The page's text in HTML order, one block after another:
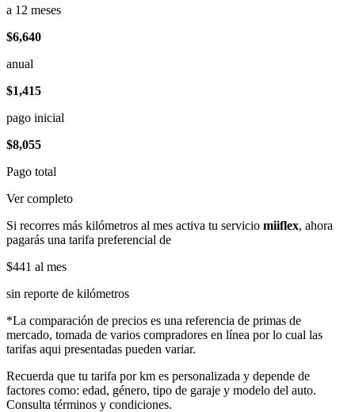
a 12 meses
$6,640
anual
$1,415
pago inicial
$8,055
Pago total
Ver completo
Si recorres más kilómetros al mes activa tu servicio miiflex, ahora
pagarás una tarifa preferencial de
$441 al mes
sin reporte de kilómetros
*La comparación de precios es una referencia de primas de
mercado, tomada de varios compradores en línea por lo cual las
tarifas aqui presentadas pueden variar.
Recuerda que tu tarifa por km es personalizada y depende de
factores como: edad, género, tipo de garaje y modelo del auto.
Consulta términos y condiciones.